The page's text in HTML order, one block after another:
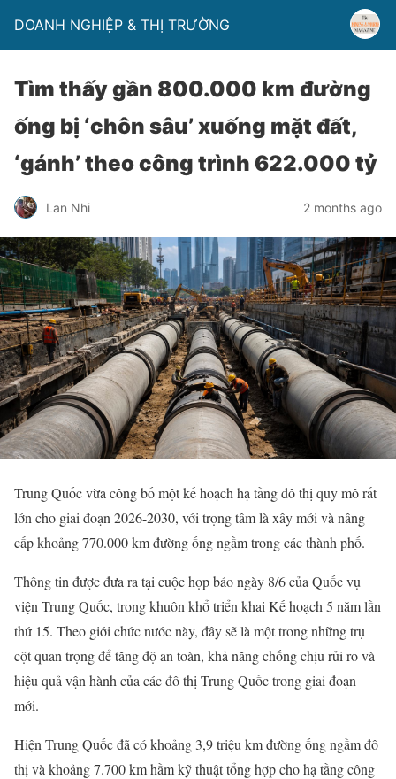
DOANH NGHIỆP & THỊ TRƯỜNG
Tìm thấy gần 800.000 km đường
ống bị ‘chôn sâu’ xuống mặt đất,
‘gánh’ theo công trình 622.000 tỷ
Lan Nhi 2 months ago
Trung Quốc vừa công bố một kế hoạch hạ tầng đô thị quy mô rất
lớn cho giai đoạn 2026-2030, với trọng tâm là xây mới và nâng
cấp khoảng 770.000 km đường ống ngầm trong các thành phố.
Thông tin được đưa ra tại cuộc họp báo ngày 8/6 của Quốc vụ
viện Trung Quốc, trong khuôn khổ triển khai Kế hoạch 5 năm lần
thứ 15. Theo giới chức nước này, đây sẽ là một trong những trụ
cột quan trọng để tăng độ an toàn, khả năng chống chịu rủi ro và
hiệu quả vận hành của các đô thị Trung Quốc trong giai đoạn
mới.
Hiện Trung Quốc đã có khoảng 3,9 triệu km đường ống ngầm đô
thị và khoảng 7.700 km hầm kỹ thuật tổng hợp cho hạ tầng công